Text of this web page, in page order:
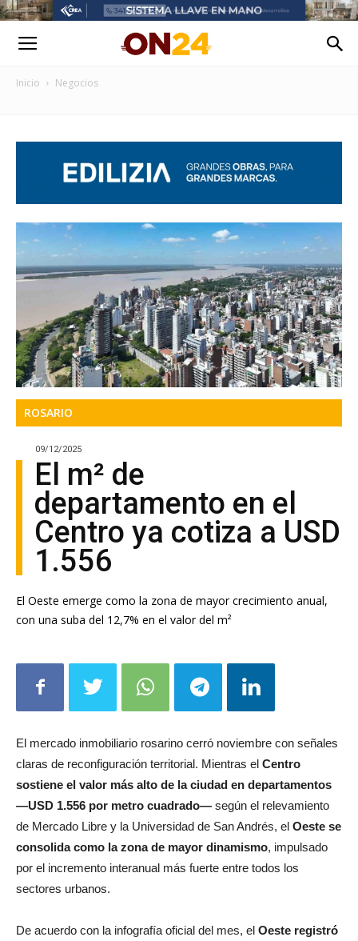
Inicio Negocios
ROSARIO
09/12/2025
El m² de
departamento en el
Centro ya cotiza a USD
1.556
El Oeste emerge como la zona de mayor crecimiento anual,
con una suba del 12,7% en el valor del m²
claras de reconfiguración territorial. Mientras elCentro
sostiene el valor más alto de la ciudad en departamentos
—USD 1.556 por metro cuadrado—según el relevamiento
de Mercado Libre y la Universidad de San Andrés, elOeste se
consolida como la zona de mayor dinamismo, impulsado
por el incremento interanual más fuerte entre todos los
sectores urbanos.
una suba del 12,7% en los departamentosy del 12,1% en el